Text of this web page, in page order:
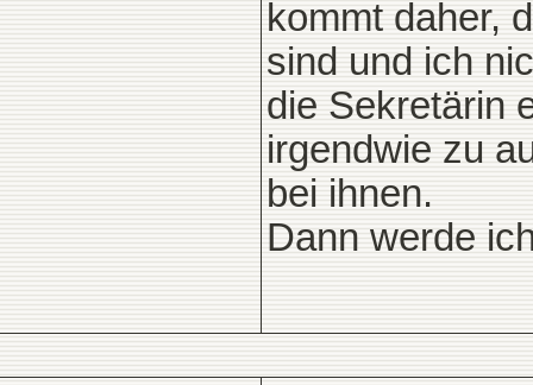
kommt daher,
sind und ich
die Sekretärin
irgendwie zu
bei ihnen.
Dann werde